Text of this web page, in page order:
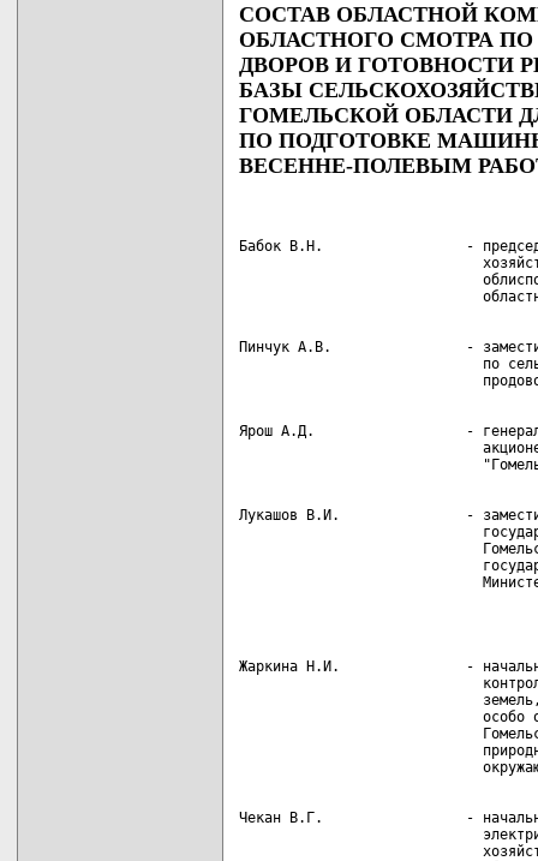
СОСТАВ ОБЛАСТНОЙ
ОБЛАСТНОГО СМОТРА
ДВОРОВ И
БАЗЫ
ГОМЕЛЬСКОЙ ОБЛАСТИ
ПО ПОДГОТОВКЕ
ВЕСЕННЕ-ПОЛЕВЫМ
Бабок В.Н.                 -
Пинчук А.В.                -
по
Ярош А.Д.                  -
Лукашов В.И.               -
Жаркина Н.И.               - начальник
особо
Чекан В.Г.                 - начальник